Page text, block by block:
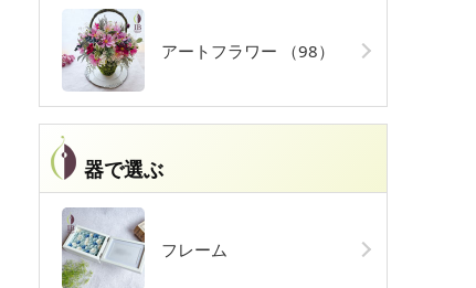
アートフラワー （98）
器で選ぶ
フレーム